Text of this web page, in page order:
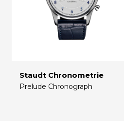
Staudt Chronometrie
Prelude Chronograph